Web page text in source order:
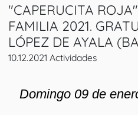
"CAPERUCITA
FAMILIA 2021.
LÓPEZ DE AYALA
10.12.2021 Actividades
Domingo 09 de